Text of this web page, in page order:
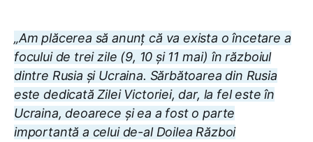
„Am plăcerea să anunț că va exista o încetare a
focului de trei zile (9, 10 și 11 mai) în războiul
dintre Rusia și Ucraina. Sărbătoarea din Rusia
este dedicată Zilei Victoriei, dar, la fel este în
Ucraina, deoarece și ea a fost o parte
importantă a celui de-al Doilea Război